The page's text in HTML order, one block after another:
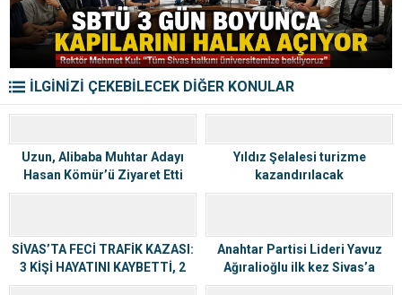
İLGİNİZİ ÇEKEBİLECEK DİĞER KONULAR
Uzun, Alibaba Muhtar Adayı
Hasan Kömür’ü Ziyaret Etti
Yıldız Şelalesi turizme
kazandırılacak
SİVAS’TA FECİ TRAFİK KAZASI:
3 KİŞİ HAYATINI KAYBETTİ, 2
KİŞİ YARALANDI
Anahtar Partisi Lideri Yavuz
Ağıralioğlu ilk kez Sivas’a
geliyor—Görüntülü haber